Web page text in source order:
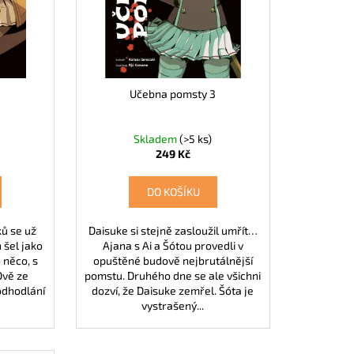
se už
šel jako
s
ze
Učebna pomsty 3
Skladem(>5 ks)
249 Kč
DO KOŠÍKU
Daisuke si stejně zasloužil umřít…
Ajana s Ai a Šótou provedli v
opuštěné budově nejbrutálnější
pomstu. Druhého dne se ale všichni
dozví, že Daisuke zemřel. Šóta je
vystrašený...